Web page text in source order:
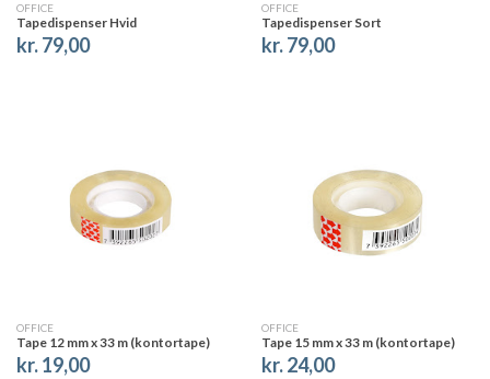
OFFICE
Tapedispenser Hvid
kr. 79,00
OFFICE
Tapedispenser Sort
kr. 79,00
OFFICE
Tape 12 mm x 33 m (kontortape)
kr. 19,00
OFFICE
Tape 15 mm x 33 m (kontortape)
kr. 24,00